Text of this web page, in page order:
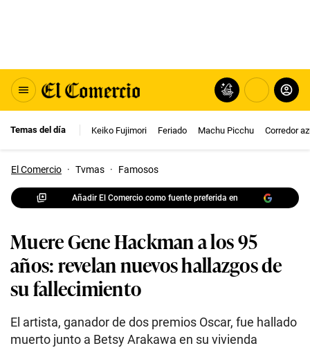
Temas del día Keiko Fujimori Feriado Machu Picchu Corredor
El Comercio · Tvmas · Famosos
Añadir El Comercio como fuente preferida en
Muere Gene Hackman a los 95
años: revelan nuevos hallazgos de
su fallecimiento
El artista, ganador de dos premios Oscar, fue hallado
muerto junto a Betsy Arakawa en su vivienda